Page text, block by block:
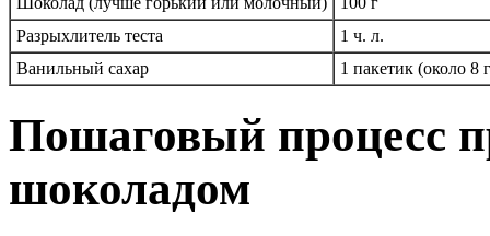
Разрыхлитель теста
1 ч. л.
Ванильный сахар
1 пакетик (около 8
Пошаговый процесс
шоколадом